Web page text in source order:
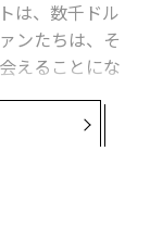
は、数千ドル
ンたちは、そ
えることにな
49ドルから49